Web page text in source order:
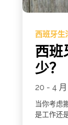
西班牙生
西班
少？
20 - 4
当你考虑
是工作还